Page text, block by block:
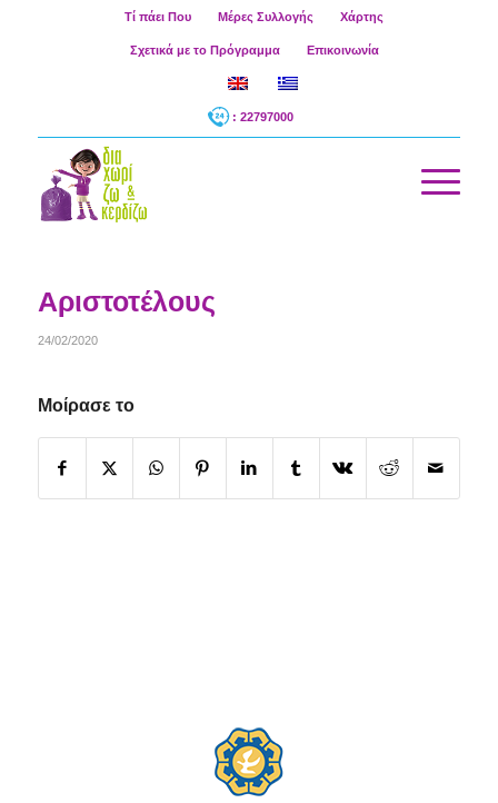
Τί πάει Που Μέρες Συλλογής Χάρτης
Σχετικά με το Πρόγραμμα Επικοινωνία
: 22797000
Αριστοτέλους
24/02/2020
Μοίρασε το